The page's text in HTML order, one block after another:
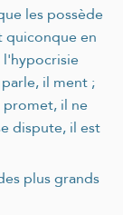
les possède
en
l'hypocrisie
il ment ;
il ne
dispute, il est
plus grands